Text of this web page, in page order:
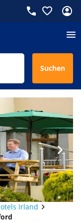
Suchen
Irland